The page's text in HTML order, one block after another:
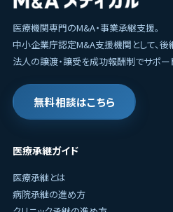
医療機関専門のM&A・事業承継支援。
中小企業庁認定M&A支援機関として、
法人の譲渡・譲受を成功報酬制でサポート
無料相談はこちら
医療承継ガイド
医療承継とは
病院承継の進め方